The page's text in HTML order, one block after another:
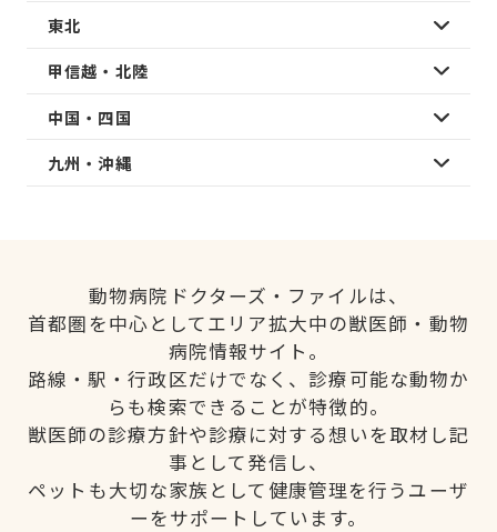
東北
甲信越・北陸
中国・四国
九州・沖縄
動物病院ドクターズ・ファイルは、
首都圏を中心としてエリア拡大中の獣医師・動物
病院情報サイト。
路線・駅・行政区だけでなく、診療可能な動物か
らも検索できることが特徴的。
獣医師の診療方針や診療に対する想いを取材し記
事として発信し、
ペットも大切な家族として健康管理を行うユーザ
ーをサポートしています。